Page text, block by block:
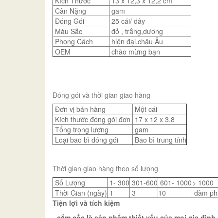
Cân Nặng
gam
Đóng Gói
25 cái/ dây
Màu Sắc
đỏ , trắng,dương
Phong Cách
hiện đại,châu Âu
OEM
chào mừng bạn
Đóng gói và thời gian giao hàng
Đơn vị bán hàng
Một cái
Kích thước đóng gói đơn 17 x 12 x 3,8
Tổng trọng lượng
gam
Loại bao bì đóng gói
Bao bì trung tính
Thời gian giao hàng theo số lượng
Số Lượng
1- 300 301-600 601- 1000> 1000
Thời Gian (ngày) 1 3 10
đàm
Tiện lợi và tích kiệm